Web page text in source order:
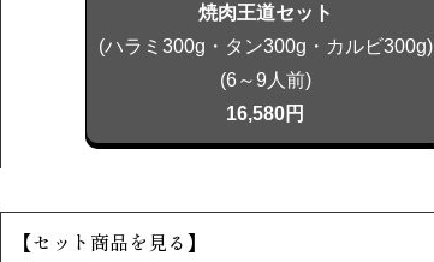
焼肉王道セット
(ハラミ300g・タン300g・カルビ300g)
(6～9人前)
16,580円
【セット商品を見る】